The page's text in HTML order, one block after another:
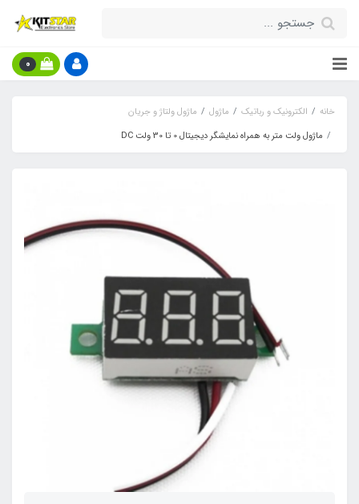
0
خانه الکترونیک و رباتیک ماژول
ماژول ولتاژ و جریان
ماژول ولت متر به همراه نمایشگر دیجیتال 0 تا 30 ولت DC